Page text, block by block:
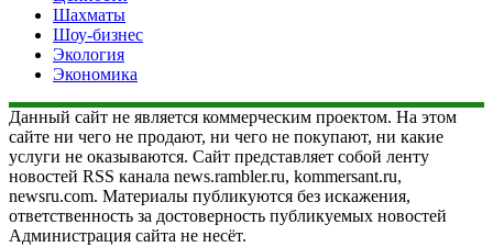
Шахматы
Шоу-бизнес
Экология
Экономика
Данный сайт не является коммерческим проектом. На этом
сайте ни чего не продают, ни чего не покупают, ни какие
услуги не оказываются. Сайт представляет собой ленту
новостей RSS канала news.rambler.ru, kommersant.ru,
newsru.com. Материалы публикуются без искажения,
ответственность за достоверность публикуемых новостей
Администрация сайта не несёт.